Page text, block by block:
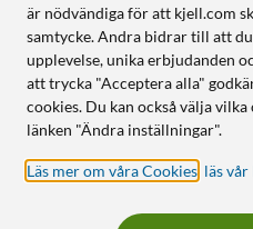
är nödvändiga för att kjell.com
samtycke. Andra bidrar till att
upplevelse, unika erbjudanden
att trycka "Acceptera alla"
cookies. Du kan också välja
länken "Ändra inställningar".
Läs mer om våra Cookies läs